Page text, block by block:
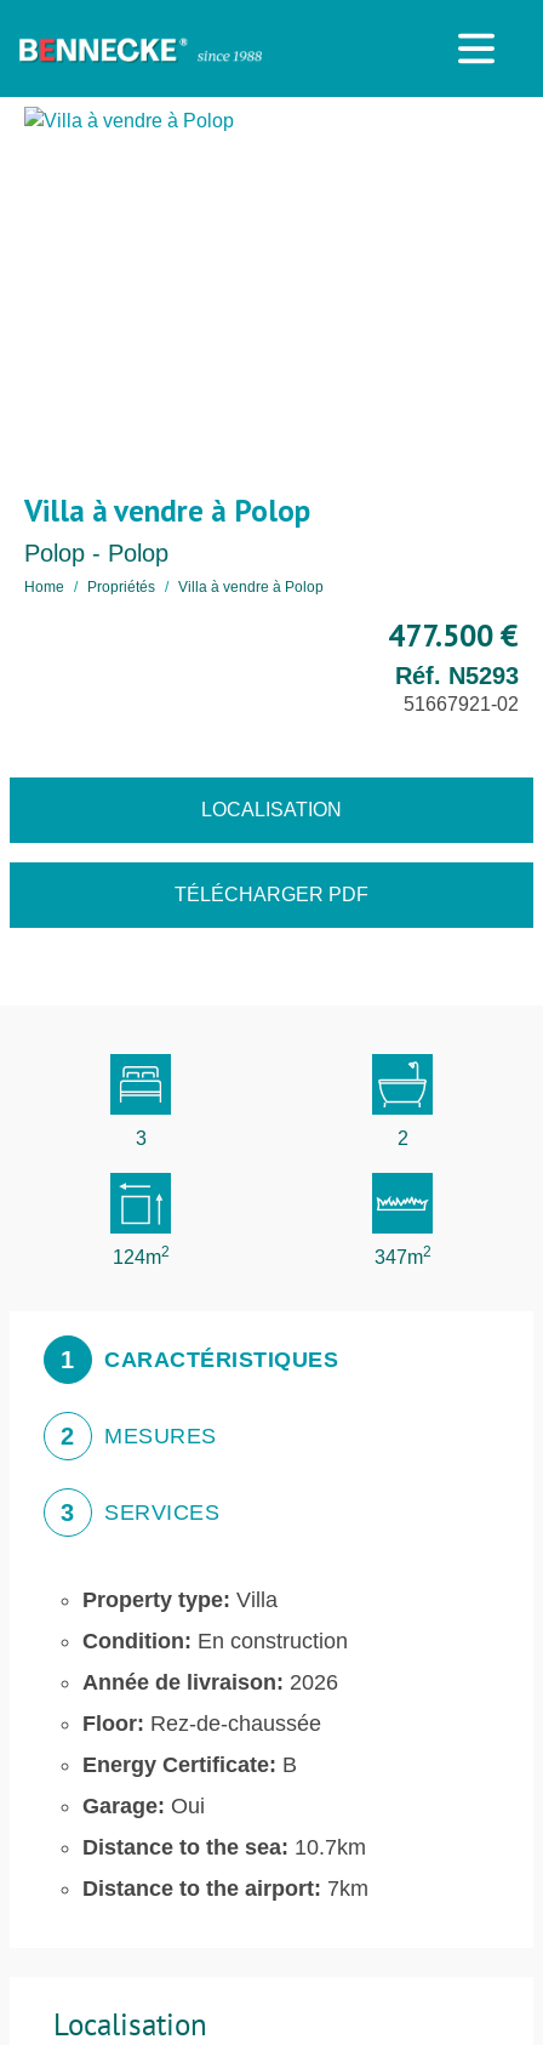
Villa à vendre à Polop
Polop - Polop
Home Propriétés Villa à vendre à Polop
477.500 €
Réf. N5293
51667921-02
LOCALISATION
TÉLÉCHARGER PDF
3 2
124m2 347m2
1 CARACTÉRISTIQUES
2 MESURES
3 SERVICES
Property type: Villa
Condition: En construction
Année de livraison: 2026
Floor: Rez-de-chaussée
Energy Certificate: B
Garage: Oui
Distance to the sea: 10.7km
Distance to the airport: 7km
Localisation